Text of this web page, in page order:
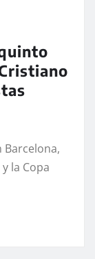
Barcelona,
la Copa